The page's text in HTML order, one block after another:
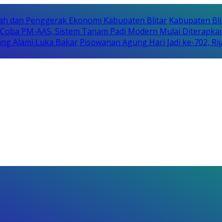
dan Penggerak Ekonomi Kabupaten Blitar Kabupaten
PM-AAS, Sistem Tanam Padi Modern Mulai
Alami Luka Bakar Pisowanan Agung Hari Jadi ke-702,